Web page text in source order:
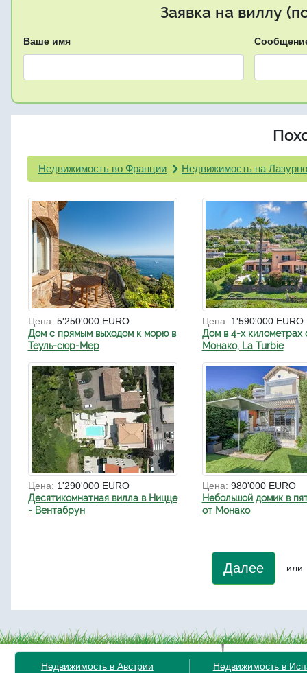
Заявка на виллу
Ваше имя
Недвижимость во Франции Недвижимость на
Цена: 5'250'000 EURO
Дом с прямым выходом к морю в
Теуль-сюр-Мер
Цена: 1'590'000 EURO
Дом в 4-х километрах
Монако, La Turbie
Цена: 1'290'000 EURO
Десятикомнатная вилла в Ницце
- Вентабрун
Цена: 980'000 EURO
Небольшой домик в
от Монако
Далее или
Недвижимость в Австрии
Недвижимость в